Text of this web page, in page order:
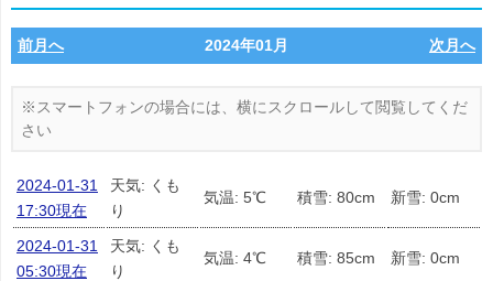
前月へ 2024年01月 次月へ
2024-01-31
17:30現在
天気: くも
り
気温: 5℃ 積雪: 80cm 新雪: 0cm
2024-01-31
05:30現在
天気: くも
り
気温: 4℃ 積雪: 85cm 新雪: 0cm